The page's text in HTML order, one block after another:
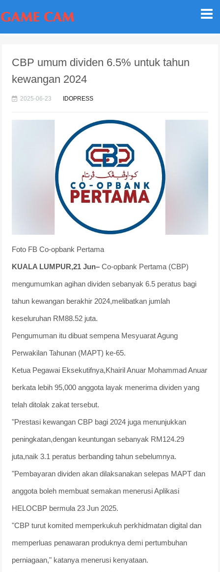
CBP umum dividen 6.5% untuk tahun
kewangan 2024
2025-06-23 IDOPRESS
Foto FB Co-opbank Pertama
KUALA LUMPUR,21 Jun– Co-opbank Pertama (CBP)
mengumumkan agihan dividen sebanyak 6.5 peratus bagi
tahun kewangan berakhir 2024,melibatkan jumlah
keseluruhan RM88.52 juta.
Pengumuman itu dibuat sempena Mesyuarat Agung
Perwakilan Tahunan (MAPT) ke-65.
Ketua Pegawai Eksekutifnya,Khairil Anuar Mohammad Anuar
berkata lebih 95,000 anggota layak menerima dividen yang
telah ditolak zakat tersebut.
"Prestasi kewangan CBP bagi 2024 juga menunjukkan
peningkatan,dengan keuntungan sebanyak RM124.29
juta,naik 3.1 peratus berbanding tahun sebelumnya.
"Pembayaran dividen akan dilaksanakan selepas MAPT dan
anggota boleh membuat semakan menerusi Aplikasi
HELOCBP bermula 23 Jun 2025.
"CBP turut komited memperkukuh perkhidmatan digital dan
memperluas penawaran produknya demi pertumbuhan
perniagaan," katanya menerusi kenyataan.